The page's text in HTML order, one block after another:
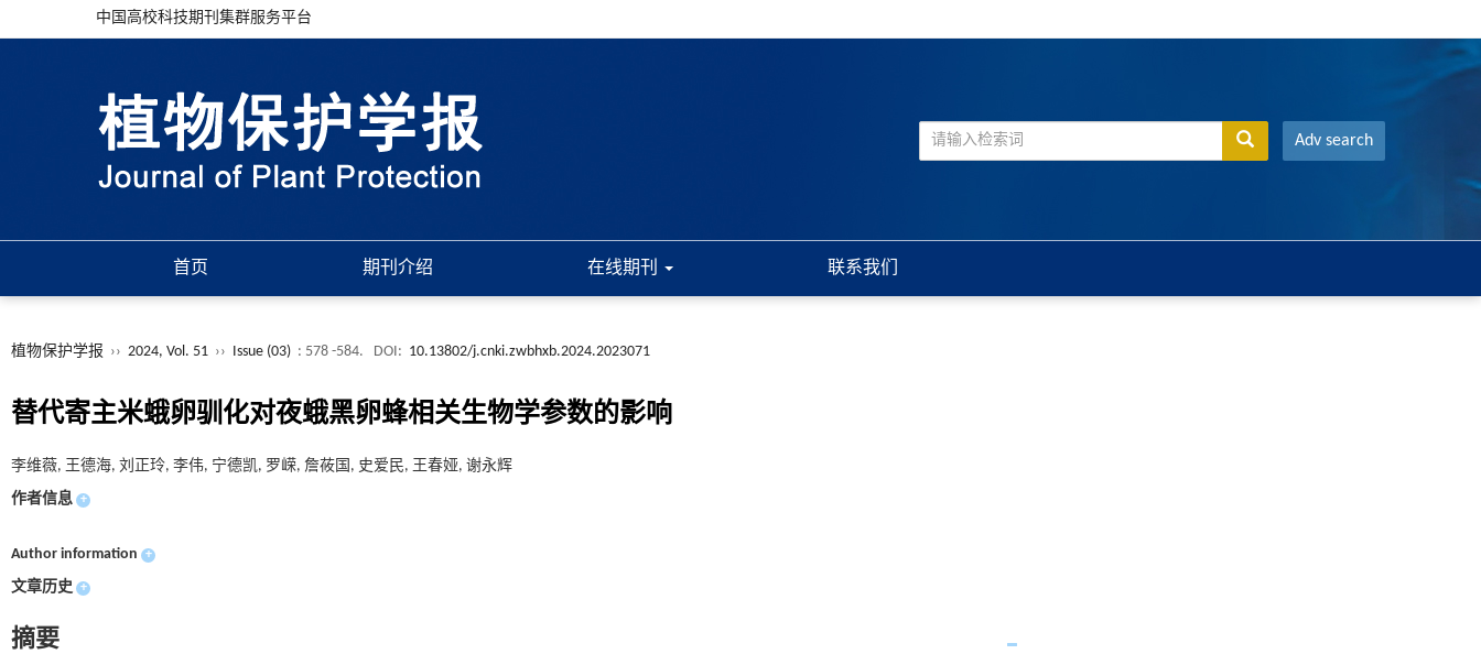
中国高校科技期刊集群服务平台
Adv search
首页 期刊介绍 在线期刊 联系我们
植物保护学报 ›› 2024, Vol. 51 ›› Issue (03) : 578 -584. DOI: 10.13802/j.cnki.zwbhxb.2024.2023071
替代寄主米蛾卵驯化对夜蛾黑卵蜂相关生物学参数的影响
李维薇, 王德海, 刘正玲, 李伟, 宁德凯, 罗嵘, 詹莜国, 史爱民, 王春娅, 谢永辉
作者信息 +
Author information +
文章历史 +
摘要